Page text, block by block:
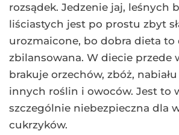
rozsądek. Jedzenie jaj, leśnych
liściastych jest po prostu zbyt
urozmaicone, bo dobra dieta to
zbilansowana. W diecie przede
brakuje orzechów, zbóż,
innych roślin i owoców. Jest to
szczególnie niebezpieczna dla
cukrzyków.